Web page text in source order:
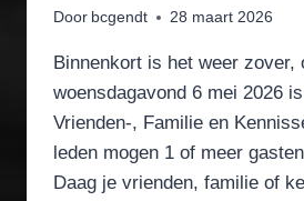
Door bcgendt 28 maart 2026
Binnenkort is het weer zover,
woensdagavond 6 mei 2026
Vrienden-, Familie en
leden mogen 1 of meer
Daag je vrienden, familie of